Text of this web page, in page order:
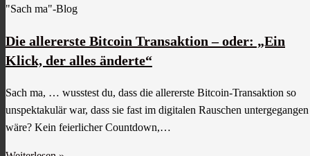
"Sach ma"-Blog
Die allererste Bitcoin Transaktion – oder: „Ein
Klick, der alles änderte“
Sach ma, … wusstest du, dass die allererste Bitcoin-Transaktion so
unspektakulär war, dass sie fast im digitalen Rauschen untergegangen
wäre? Kein feierlicher Countdown,…